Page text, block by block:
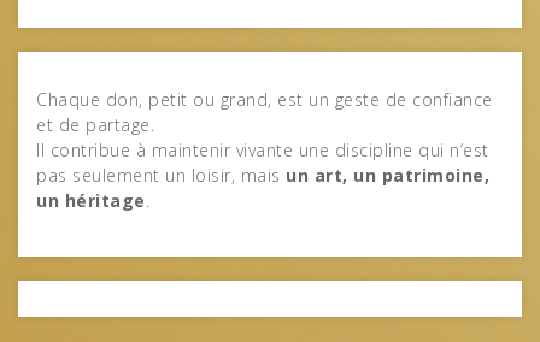
Chaque don, petit ou grand, est un geste de confiance
et de partage.
Il contribue à maintenir vivante une discipline qui n’est
pas seulement un loisir, mais un art, un patrimoine,
un héritage.